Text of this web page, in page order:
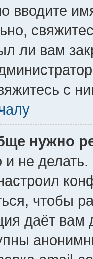
вводите
ли вам
с
нужно
не делать.
чтобы
даёт